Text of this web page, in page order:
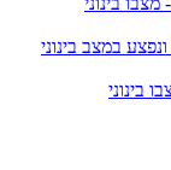
במצב בינוני